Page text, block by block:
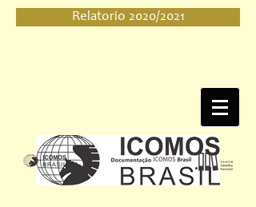
Relatorio 2020/2021